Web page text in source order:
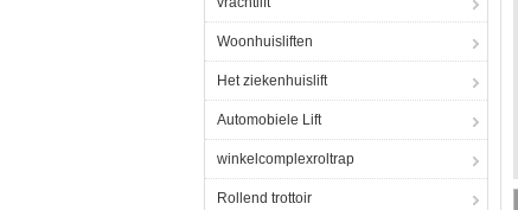
Woonhuisliften
Het ziekenhuislift
Automobiele Lift
winkelcomplexroltrap
Rollend trottoir